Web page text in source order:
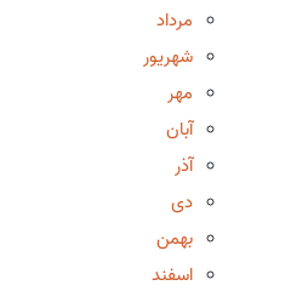
مرداد
شهریور
مهر
آبان
آذر
دی
بهمن
اسفند